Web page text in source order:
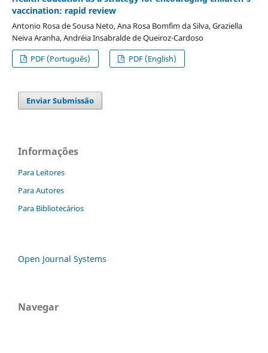
vaccination: rapid review
Antonio Rosa de Sousa Neto, Ana Rosa Bomfim da Silva, Graziella
Neiva Aranha, Andréia Insabralde de Queiroz-Cardoso
PDF (Português)
PDF (English)
Enviar Submissão
Informações
Para Leitores
Para Autores
Para Bibliotecários
Open Journal Systems
Navegar